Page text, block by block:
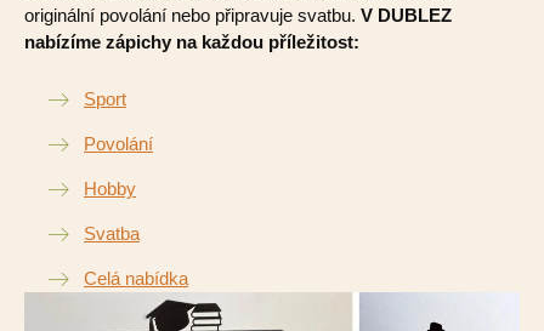
originální povolání nebo připravuje svatbu. V DUBLEZ
nabízíme zápichy na každou příležitost:
Sport
Povolání
Hobby
Svatba
Celá nabídka